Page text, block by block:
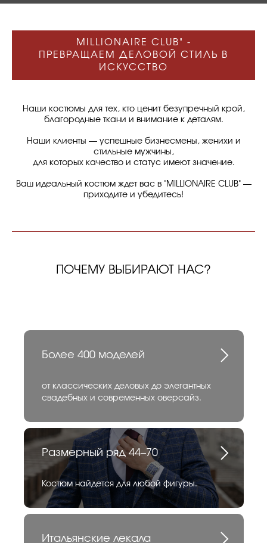
MILLIONAIRE CLUB" -
ПРЕВРАЩАЕМ ДЕЛОВОЙ СТИЛЬ В
ИСКУССТВО
Наши костюмы для тех, кто ценит безупречный крой,
благородные ткани и внимание к деталям.
Наши клиенты — успешные бизнесмены, женихи и
стильные мужчины,
для которых качество и статус имеют значение.
Ваш идеальный костюм ждет вас в "MILLIONAIRE CLUB" —
приходите и убедитесь!
ПОЧЕМУ ВЫБИРАЮТ НАС?
Более 400 моделей
от классических деловых до элегантных
свадебных и современных оверсайз.
Размерный ряд 44–70
Костюм найдется для любой фигуры.
Итальянские лекала